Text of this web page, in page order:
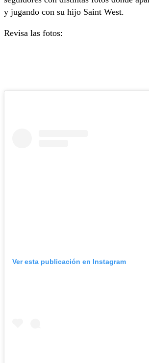
y jugando con su hijo Saint West.
Revisa las fotos:
Ver esta publicación en Instagram